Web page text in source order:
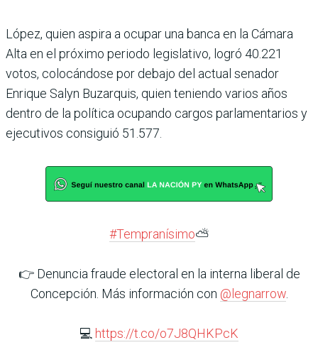
López, quien aspira a ocupar una banca en la Cámara
Alta en el próximo periodo legislativo, logró 40.221
votos, colocándose por debajo del actual senador
Enrique Salyn Buzarquis, quien teniendo varios años
dentro de la política ocupando cargos parlamentarios y
ejecutivos consiguió 51.577.
#Tempranísimo⛅
👉 Denuncia fraude electoral en la interna liberal de
Concepción. Más información con @legnarrow.
💻 https://t.co/o7J8QHKPcK